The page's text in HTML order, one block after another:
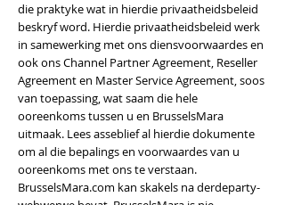
die praktyke wat in hierdie privaatheidsbeleid
beskryf word. Hierdie privaatheidsbeleid werk
in samewerking met ons diensvoorwaardes en
ook ons ​​Channel Partner Agreement, Reseller
Agreement en Master Service Agreement, soos
van toepassing, wat saam die hele
ooreenkoms tussen u en BrusselsMara
uitmaak. Lees asseblief al hierdie dokumente
om al die bepalings en voorwaardes van u
ooreenkoms met ons te verstaan.
BrusselsMara.com kan skakels na derdeparty-